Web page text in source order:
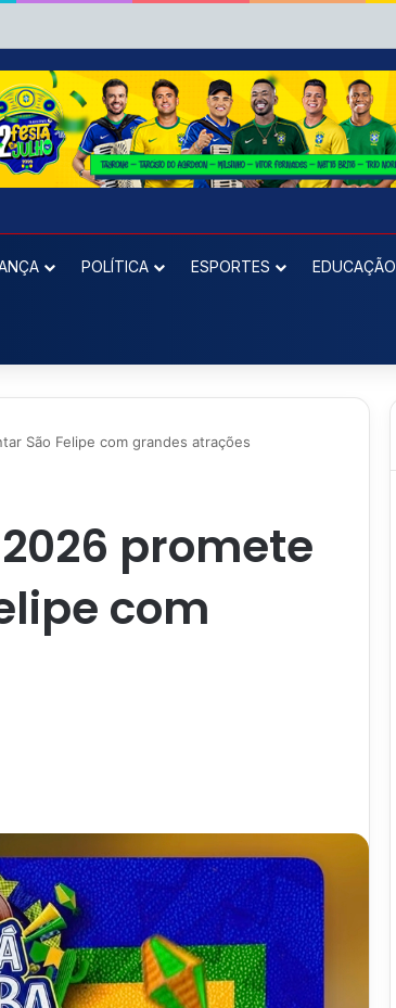
POLÍTICA ESPORTES EDUCAÇÃO
São Felipe com grandes atrações
promete
com